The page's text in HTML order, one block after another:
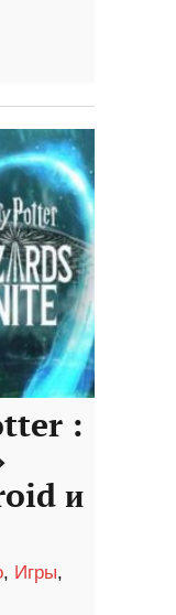
:
и
, Игры,